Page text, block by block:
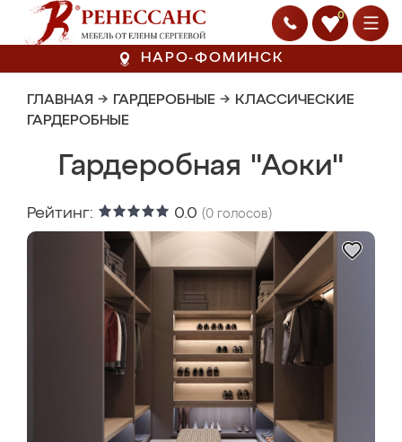
0
НАРО-ФОМИНСК
ГЛАВНАЯ → ГАРДЕРОБНЫЕ → КЛАССИЧЕСКИЕ
ГАРДЕРОБНЫЕ
Гардеробная "Аоки"
Рейтинг: 0.0 (0 голосов)